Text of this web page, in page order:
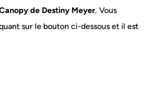
de Destiny Meyer. Vous
sur le bouton ci-dessous et il est